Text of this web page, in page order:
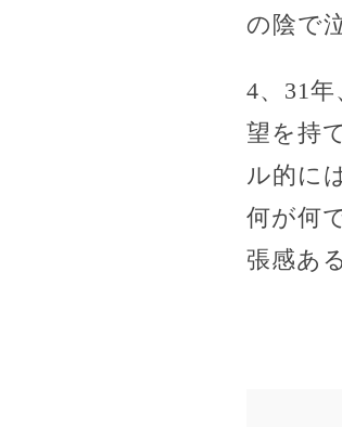
の陰で
4、31
望を持
ル的に
何が何
張感あ